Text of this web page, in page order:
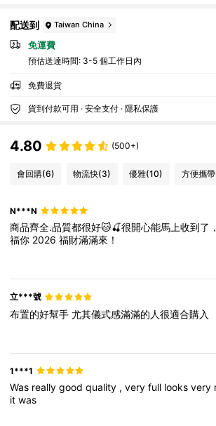
配送到 Taiwan China
免運費
預估送達時間: 3-5 個工作日內
免費退貨
貨到付款可用 · 安全支付 · 隱私保護
4.80 (500+)
會回購(6) 物流快(3) 優雅(10) 方便攜帶
N***N
商品齊全.品質都很好🐱🍒很開心能馬上收到了
福你 2026福財滿滿來！
立***號
布置的好幫手尤其儀式感滿滿的人很適合購入
1***1
Was reallygoodquality ,veryfull looksvery
itwas